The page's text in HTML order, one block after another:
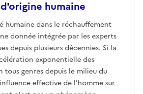
humaine
humaine dans le réchauffement
donnée intégrée par les experts
depuis plusieurs décennies. Si la
exponentielle des
tous genres depuis le milieu du
effective de l'homme sur